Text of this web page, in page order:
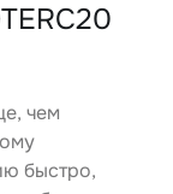
чем
быстро,